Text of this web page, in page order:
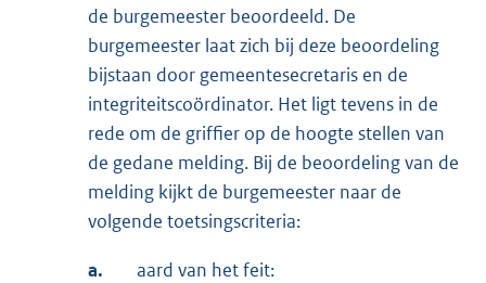
de burgemeester beoordeeld. De
burgemeester laat zich bij deze beoordeling
bijstaan door gemeentesecretaris en de
integriteitscoördinator. Het ligt tevens in de
rede om de griffier op de hoogte stellen van
de gedane melding. Bij de beoordeling van de
melding kijkt de burgemeester naar de
volgende toetsingscriteria:
a. aard van het feit: